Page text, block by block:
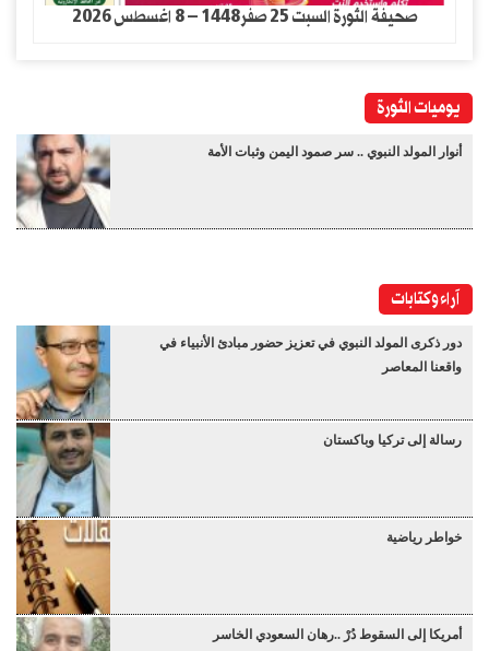
صحيفة الثورة السبت 25 صفر1448 – 8 اغسطس 2026
يوميات الثورة
أنوار المولد النبوي .. سر صمود اليمن وثبات الأمة
آراء وكتابات
دور ذكرى المولد النبوي في تعزيز حضور مبادئ الأنبياء في
واقعنا المعاصر
رسالة إلى تركيا وباكستان
خواطر رياضية
أمريكا إلى السقوط دُرْ ..رهان السعودي الخاسر